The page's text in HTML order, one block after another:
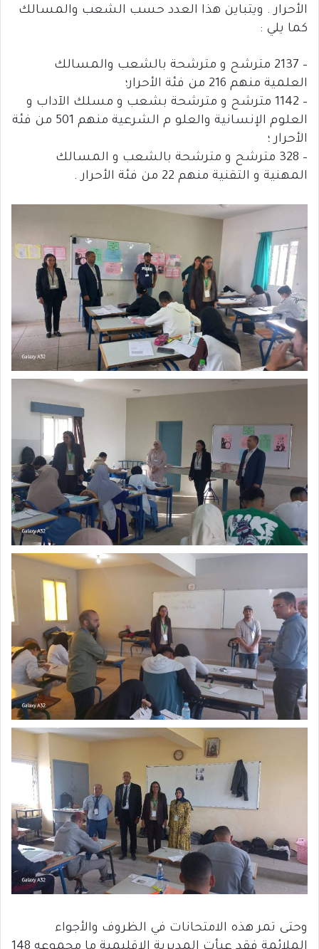
الأحرار . ويتباين هذا العدد حسب الشعب والمسالك
كما يلي :
– 2137 مترشح و مترشحة بالشعب والمسالك
العلمية منهم 216 من فئة الأحرار؛
– 1142 مترشح و مترشحة بشعب و مسلك الآداب و
العلوم الإنسانية والعلو م الشرعية منهم 501 من فئة
الأحرار ؛
– 328 مترشح و مترشحة بالشعب و المسالك
المهنية و التقنية منهم 22 من فئة الأحرار .
وحتى تمر هذه الامتحانات في الظروف والأجواء